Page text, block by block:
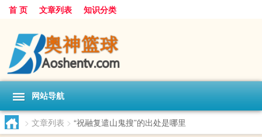
首 页 文章列表 知识分类
网站导航
> 文章列表 > “祝融复遣山鬼搜”的出处是哪里